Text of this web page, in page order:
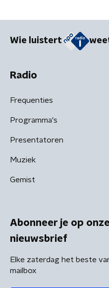
Wie luistert
Radio
Frequenties
Programma's
Presentatoren
Muziek
Gemist
Abonneer je op
nieuwsbrief
Elke zaterdag het beste
mailbox